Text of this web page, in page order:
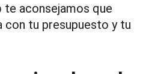
te aconsejamos que
con tu presupuesto y tu